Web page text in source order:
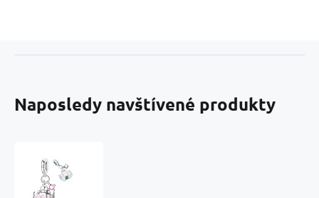
Naposledy navštívené produkty